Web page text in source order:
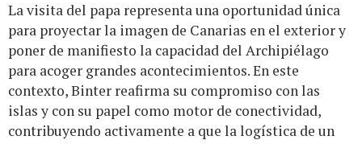
La visita del papa representa una oportunidad única
para proyectar la imagen de Canarias en el exterior y
poner de manifiesto la capacidad del Archipiélago
para acoger grandes acontecimientos. En este
contexto, Binter reafirma su compromiso con las
islas y con su papel como motor de conectividad,
contribuyendo activamente a que la logística de un